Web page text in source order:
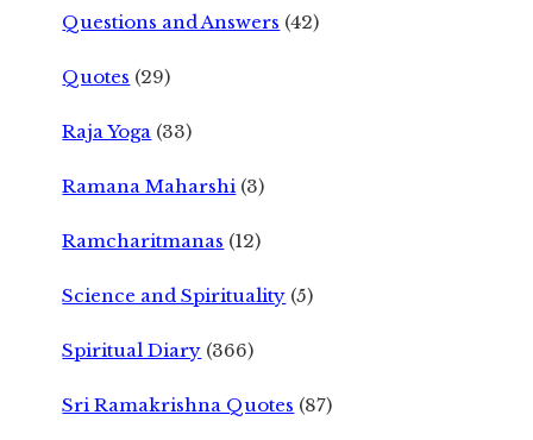
Questions and Answers (42)
Quotes (29)
Raja Yoga (33)
Ramana Maharshi (3)
Ramcharitmanas (12)
Science and Spirituality (5)
Spiritual Diary (366)
Sri Ramakrishna Quotes (87)